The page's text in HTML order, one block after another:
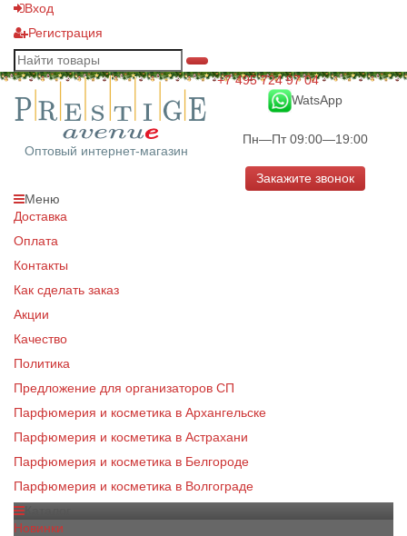
Вход
Регистрация
Оптовый интернет-магазин
+7 495 724 97 04
WatsApp
Пн—Пт 09:00—19:00
Закажите звонок
Меню
Доставка
Оплата
Контакты
Как сделать заказ
Акции
Качество
Политика
Предложение для организаторов СП
Парфюмерия и косметика в Архангельске
Парфюмерия и косметика в Астрахани
Парфюмерия и косметика в Белгороде
Парфюмерия и косметика в Волгограде
Новинки